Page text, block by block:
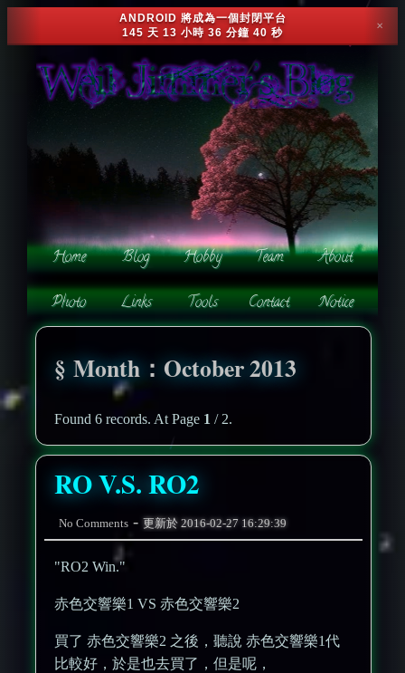
ANDROID 將成為一個封閉平台
145 天 13 小時 36 分鐘 37 秒
✕
Month：October 2013
Found 6 records. At Page 1 / 2.
RO V.S. RO2
No Comments -更新於2016-02-27 16:29:39
"RO2 Win."
赤色交響樂1 VS 赤色交響樂2
買了 赤色交響樂2 之後，聽說 赤色交響樂1代
比較好，於是也去買了，但是呢，